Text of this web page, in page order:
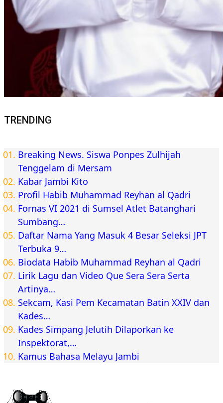
TRENDING
Breaking News. Siswa Ponpes Zulhijah
Tenggelam di Mersam
Kabar Jambi Kito
Profil Habib Muhammad Reyhan al Qadri
Fornas VI 2021 di Sumsel Atlet Batanghari
Sumbang…
Daftar Nama Yang Masuk 4 Besar Seleksi JPT
Terbuka 9…
Biodata Habib Muhammad Reyhan al Qadri
Lirik Lagu dan Video Que Sera Sera Serta
Artinya…
Sekcam, Kasi Pem Kecamatan Batin XXIV dan
Kades…
Kades Simpang Jelutih Dilaporkan ke
Inspektorat,…
Kamus Bahasa Melayu Jambi